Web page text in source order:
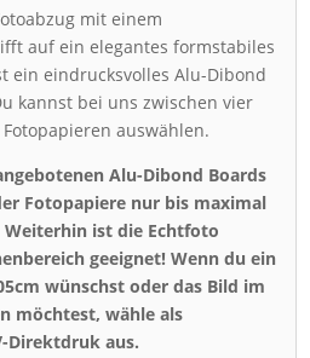
mit einem
auf ein elegantes formstabiles
ein eindrucksvolles Alu-Dibond
kannst bei uns zwischen vier
auswählen.
Alu-Dibond Boards
Fotopapiere nur bis maximal
Weiterhin ist die Echtfoto
geeignet! Wenn du ein
wünschst oder das Bild im
möchtest, wähle als
Direktdruk aus.